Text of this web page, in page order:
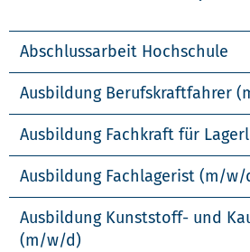
Abschlussarbeit Hochschule
Ausbildung Berufskraftfahrer
Ausbildung Fachkraft für
Ausbildung Fachlagerist (m/w/
Ausbildung Kunststoff- und
(m/w/d)